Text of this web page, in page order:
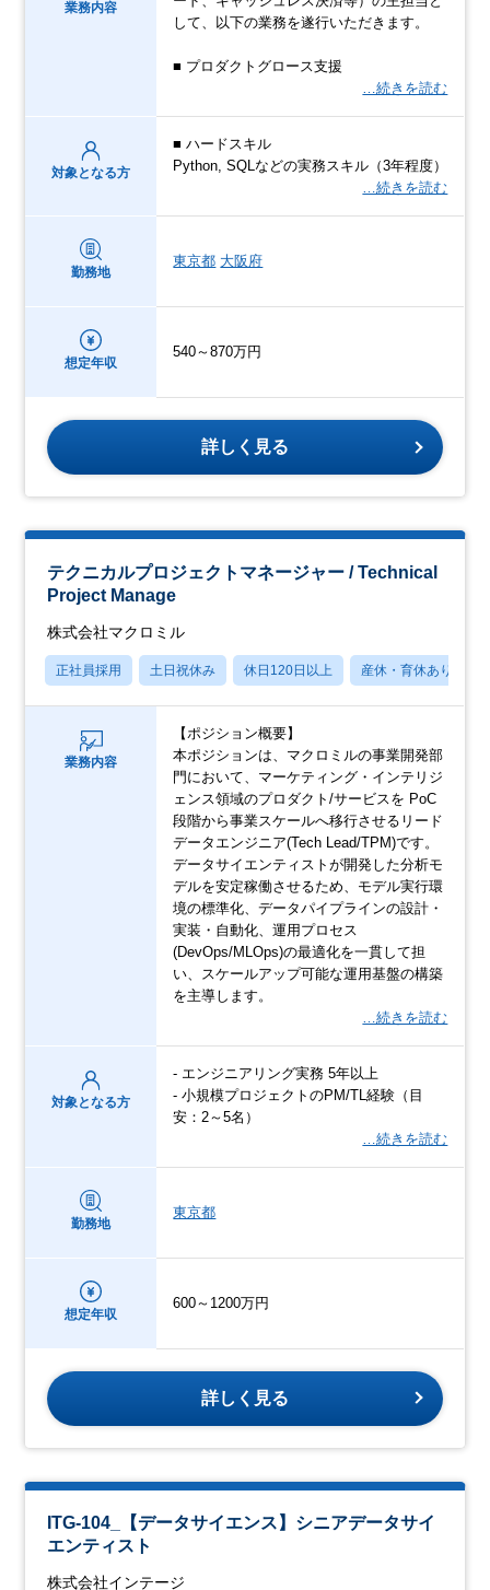
業務内容
して、以下の業務を遂行いただきます。
■ プロダクトグロース支援
…続きを読む
対象となる方
■ ハードスキル
Python, SQLなどの実務スキル（3年程度）
…続きを読む
勤務地
東京都 大阪府
想定年収
540～870万円
詳しく見る
テクニカルプロジェクトマネージャー / Technical
Project Manage
株式会社マクロミル
正社員採用 土日祝休み 休日120日以上 産休・育休あり
業務内容
【ポジション概要】
本ポジションは、マクロミルの事業開発部
門において、マーケティング・インテリジ
ェンス領域のプロダクト/サービスを PoC
段階から事業スケールへ移行させるリード
データエンジニア(Tech Lead/TPM)です。
データサイエンティストが開発した分析モ
デルを安定稼働させるため、モデル実行環
境の標準化、データパイプラインの設計・
実装・自動化、運用プロセス
(DevOps/MLOps)の最適化を一貫して担
い、スケールアップ可能な運用基盤の構築
を主導します。
…続きを読む
対象となる方
- エンジニアリング実務 5年以上
- 小規模プロジェクトのPM/TL経験（目
安：2～5名）
…続きを読む
勤務地
東京都
想定年収
600～1200万円
詳しく見る
ITG-104_【データサイエンス】シニアデータサイ
エンティスト
株式会社インテージ